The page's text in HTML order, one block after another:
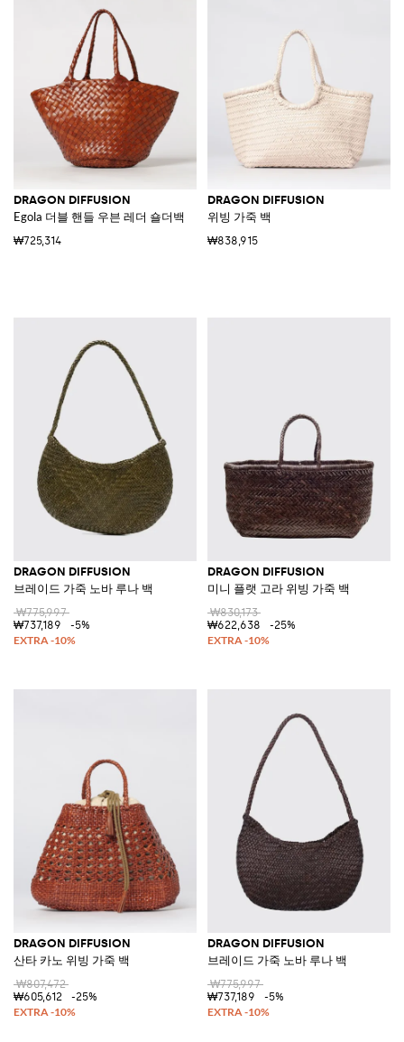
DRAGON DIFFUSION
Egola 더블 핸들 우븐 레더 숄더백
₩725,314
DRAGON DIFFUSION
위빙 가죽 백
₩838,915
DRAGON DIFFUSION
브레이드 가죽 노바 루나 백
₩775,997
₩737,189
-5%
DRAGON DIFFUSION
미니 플랫 고라 위빙 가죽 백
₩830,173
₩622,638
-25%
DRAGON DIFFUSION
산타 카노 위빙 가죽 백
₩807,472
₩605,612
-25%
DRAGON DIFFUSION
브레이드 가죽 노바 루나 백
₩775,997
₩737,189
-5%